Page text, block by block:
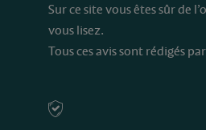
Sur ce site vous êtes sûr de
vous lisez.
Tous ces avis sont rédigés